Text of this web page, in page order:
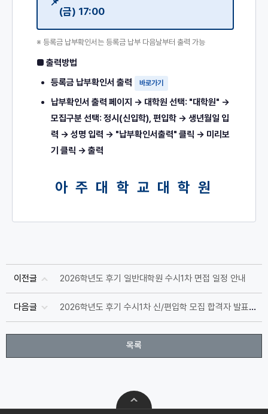
(금) 17:00
※ 등록금 납부확인서는 등록금 납부 다음날부터 출력 가능
■ 출력방법
등록금 납부확인서 출력
바로가기
납부확인서 출력 페이지 → 대학원 선택: "대학원" →
모집구분 선택: 정시(신입학), 편입학 → 생년월일 입
력 → 성명 입력 → "납부확인서출력" 클릭 → 미리보
기 클릭 → 출력
아 주 대 학 교 대 학 원
이전글 2026학년도 후기 일반대학원 수시1차 면접 일정 안내
다음글 2026학년도 후기 수시1차 신/편입학 모집 합격자 발표(7.13.월 9시부터 조회 가능) 및 합격자 유의사항 안내
목록